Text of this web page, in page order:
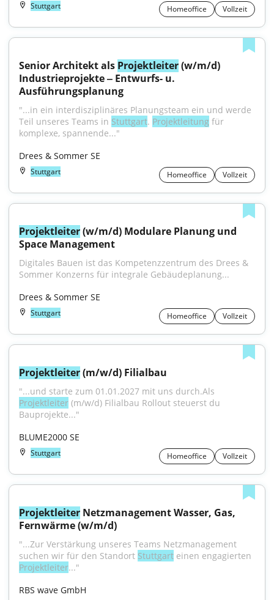
Stuttgart Homeoffice Vollzeit
Senior Architekt als Projektleiter (w/m/d)
Industrieprojekte ‒ Entwurfs- u.
Ausführungsplanung
"...in ein interdisziplinäres Planungsteam ein und werde
Teil unseres Teams in Stuttgart. Projektleitung für
komplexe, spannende..."
Drees & Sommer SE
Stuttgart Homeoffice Vollzeit
Projektleiter (w/m/d) Modulare Planung und
Space Management
Digitales Bauen ist das Kompetenzzentrum des Drees &
Sommer Konzerns für integrale Gebäudeplanung...
Drees & Sommer SE
Stuttgart Homeoffice Vollzeit
Projektleiter (m/w/d) Filialbau
Projektleiter (m/w/d) Filialbau Rollout steuerst du
Bauprojekte..."
BLUME2000 SE
Stuttgart Homeoffice Vollzeit
Projektleiter Netzmanagement Wasser, Gas,
Fernwärme (w/m/d)
"...Zur Verstärkung unseres Teams Netzmanagement
suchen wir für den Standort Stuttgart
Projektleiter..."
RBS wave GmbH